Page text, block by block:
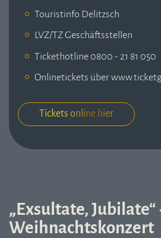
Touristinfo Delitzsch
LVZ/TZ Geschäftsstellen
Tickethotline 0800 - 21 81 050
Onlinetickets über
Tickets online hier
„Exsultate, Jubilate“
Weihnachtskonzert